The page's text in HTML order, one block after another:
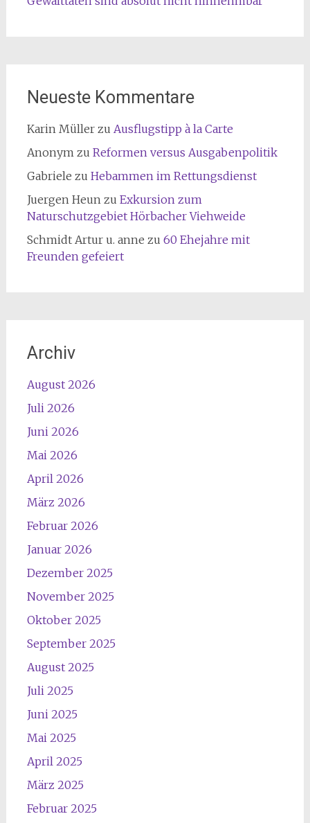
Neueste Kommentare
Karin Müllerzu Ausflugstipp à la Carte
Anonym zu Reformen versus Ausgabenpolitik
Gabriele zu Hebammen im Rettungsdienst
Juergen Heun zu Exkursion zum
Naturschutzgebiet Hörbacher Viehweide
Schmidt Artur u. anne zu 60 Ehejahre mit
Freunden gefeiert
Archiv
August 2026
Juli 2026
Juni 2026
Mai 2026
April 2026
März 2026
Februar 2026
Januar 2026
Dezember 2025
November 2025
Oktober 2025
September 2025
August 2025
Juli 2025
Juni 2025
Mai 2025
April 2025
März 2025
Februar 2025